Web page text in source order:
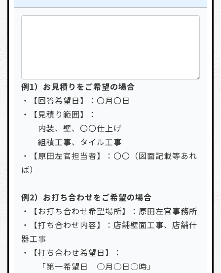
例1）お見積りをご希望の場合
・【回答希望日】：〇月〇日
・【見積り範囲】：
内装、壁、〇〇仕上げ
組積工事、タイル工事
・【原田左官担当者】：〇〇（図面記載等あれ
ば）
例2）お打ち合わせをご希望の場合
・【お打ち合わせ希望場所】：原田左官事務所
・【打ち合わせ内容】：店舗壁面工事、店舗什
器工事
・【打ち合わせ希望日】：
「第一希望日 ○月○日○時」